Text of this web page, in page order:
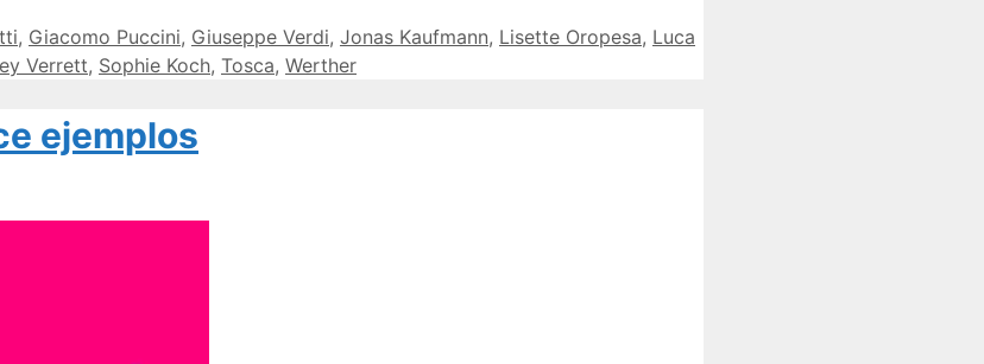
, Giacomo Puccini, Giuseppe Verdi, Jonas Kaufmann, Lisette Oropesa, Luca
Verrett, Sophie Koch, Tosca, Werther
ejemplos